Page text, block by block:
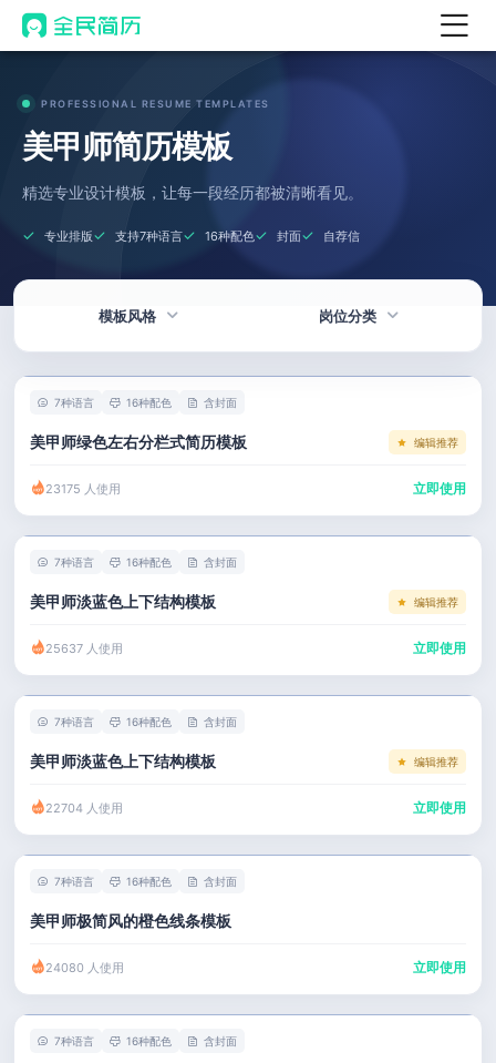
AI 生成简历
AI 优化简历
AI 翻译简历
AI 诊断简历
AI 模拟面试
AI 职场工具 New
简历模板
PROFESSIONAL RESUME TEMPLATES
美甲师简历模板
精选专业设计模板，让每一段经历都被清晰看见。
专业排版 支持7种语言 16种配色 封面 自荐信
模板风格
简洁
应届生
左右分栏
考研复试
岗位分类
产品 / 设计
金融 / 汽车
市场 / 运营
人事 / 行政
房产建筑
7种语言 16种配色 含封面
美甲师绿色左右分栏式简历模板 编辑推荐
23175 人使用 立即使用
7种语言 16种配色 含封面
美甲师淡蓝色上下结构模板 编辑推荐
25637 人使用 立即使用
7种语言 16种配色 含封面
美甲师淡蓝色上下结构模板 编辑推荐
22704 人使用 立即使用
7种语言 16种配色 含封面
美甲师极简风的橙色线条模板
24080 人使用 立即使用
7种语言 16种配色 含封面